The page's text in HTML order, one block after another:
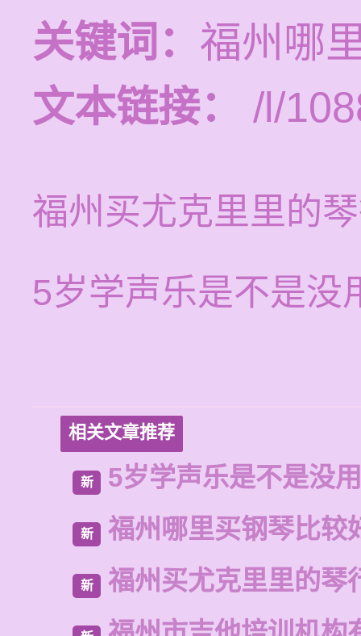
关键词： 福州哪
文本链接：
/l/
福州买尤克里里的
5岁学声乐是不是没
相关文章推荐
新 5岁学声乐是不是没用
新 福州哪里买钢琴比较
新 福州买尤克里里的琴